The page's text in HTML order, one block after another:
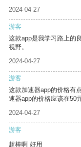
2024-04-27
游客
这款app是我学习路上的
视野。
2024-04-27
游客
这款加速器app的价格有
速器app的价格应该在50
2024-04-27
游客
超棒啊 好用